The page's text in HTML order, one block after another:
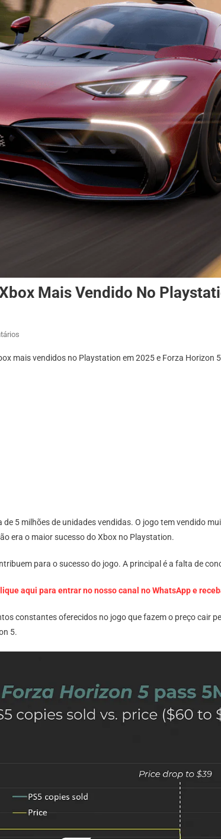
Mais Vendido No
Horizon
mais vendidos no Playstation em 2025 e Forza
5 milhões de unidades vendidas. O jogo tem vendido
era o maior sucesso do Xbox no Playstation.
para o sucesso do jogo. A principal é a falta de
aqui para entrar no nosso canal no WhatsApp e
constantes oferecidos no jogo que fazem o preço cair
5.